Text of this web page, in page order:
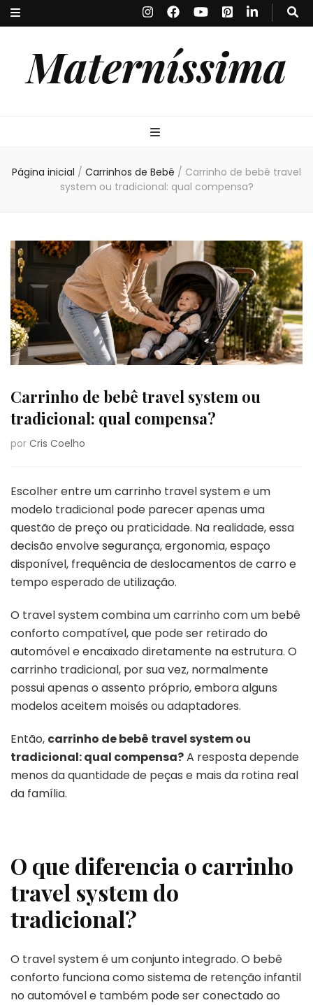
Materníssima
Página inicial / Carrinhos de Bebê / Carrinho de bebê travel
system ou tradicional: qual compensa?
Carrinho de bebê travel system ou
tradicional: qual compensa?
por Cris Coelho
Escolher entre um carrinho travel system e um
modelo tradicional pode parecer apenas uma
questão de preço ou praticidade. Na realidade, essa
decisão envolve segurança, ergonomia, espaço
disponível, frequência de deslocamentos de carro e
tempo esperado de utilização.
O travel system combina um carrinho com um bebê
conforto compatível, que pode ser retirado do
automóvel e encaixado diretamente na estrutura. O
carrinho tradicional, por sua vez, normalmente
possui apenas o assento próprio, embora alguns
modelos aceitem moisés ou adaptadores.
Então, carrinho de bebê travel system ou
tradicional: qual compensa?A resposta depende
menos da quantidade de peças e mais da rotina real
da família.
O que diferencia o carrinho
travel system do
tradicional?
O travel system é um conjunto integrado. O bebê
conforto funciona como sistema de retenção infantil
no automóvel e também pode ser conectado ao